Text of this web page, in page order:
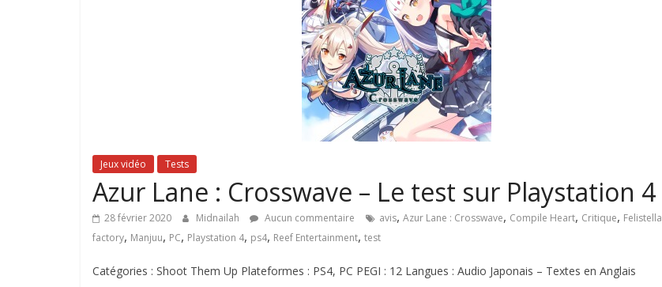
Jeux vidéo Tests
Azur Lane : Crosswave – Le test sur Playstation 4
28 février 2020 Midnailah Aucun commentaire avis, Azur Lane : Crosswave, Compile Heart, Critique, Felistella
factory, Manjuu, PC, Playstation 4, ps4, Reef Entertainment, test
Catégories : Shoot Them Up Plateformes : PS4, PC PEGI : 12 Langues : Audio Japonais – Textes en Anglais